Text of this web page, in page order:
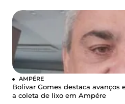
AMPÉRE
Bolivar Gomes destaca avanços
a coleta de lixo em Ampére